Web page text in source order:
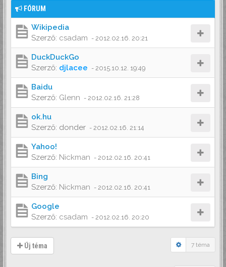
FÓRUM
Wikipedia
Szerző: csadam - 2012.02.16. 20:21
DuckDuckGo
Szerző: djlacee - 2015.10.12. 19:49
Baidu
Szerző: Glenn - 2012.02.16. 21:28
ok.hu
Szerző: donder - 2012.02.16. 21:14
Yahoo!
Szerző: Nickman - 2012.02.16. 20:41
Bing
Szerző: Nickman - 2012.02.16. 20:41
Google
Szerző: csadam - 2012.02.16. 20:20
Új téma 7 téma